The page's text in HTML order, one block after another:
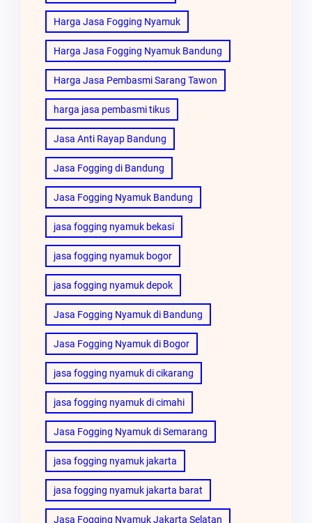
Harga Jasa Fogging Nyamuk
Harga Jasa Fogging Nyamuk Bandung
Harga Jasa Pembasmi Sarang Tawon
harga jasa pembasmi tikus
Jasa Anti Rayap Bandung
Jasa Fogging di Bandung
Jasa Fogging Nyamuk Bandung
jasa fogging nyamuk bekasi
jasa fogging nyamuk bogor
jasa fogging nyamuk depok
Jasa Fogging Nyamuk di Bandung
Jasa Fogging Nyamuk di Bogor
jasa fogging nyamuk di cikarang
jasa fogging nyamuk di cimahi
Jasa Fogging Nyamuk di Semarang
jasa fogging nyamuk jakarta
jasa fogging nyamuk jakarta barat
Jasa Fogging Nyamuk Jakarta Selatan